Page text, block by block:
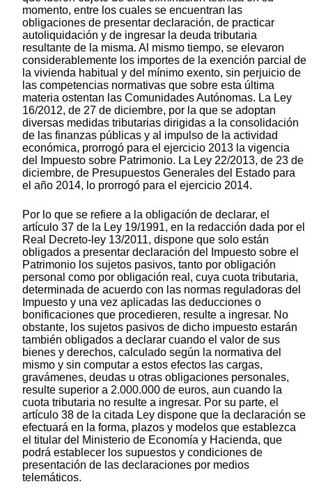
momento, entre los cuales se encuentran las
obligaciones de presentar declaración, de practicar
autoliquidación y de ingresar la deuda tributaria
resultante de la misma. Al mismo tiempo, se elevaron
considerablemente los importes de la exención parcial de
la vivienda habitual y del mínimo exento, sin perjuicio de
las competencias normativas que sobre esta última
materia ostentan las Comunidades Autónomas. La Ley
16/2012, de 27 de diciembre, por la que se adoptan
diversas medidas tributarias dirigidas a la consolidación
de las finanzas públicas y al impulso de la actividad
económica, prorrogó para el ejercicio 2013 la vigencia
del Impuesto sobre Patrimonio. La Ley 22/2013, de 23 de
diciembre, de Presupuestos Generales del Estado para
el año 2014, lo prorrogó para el ejercicio 2014.
Por lo que se refiere a la obligación de declarar, el
artículo 37 de la Ley 19/1991, en la redacción dada por el
Real Decreto-ley 13/2011, dispone que solo están
obligados a presentar declaración del Impuesto sobre el
Patrimonio los sujetos pasivos, tanto por obligación
personal como por obligación real, cuya cuota tributaria,
determinada de acuerdo con las normas reguladoras del
Impuesto y una vez aplicadas las deducciones o
bonificaciones que procedieren, resulte a ingresar. No
obstante, los sujetos pasivos de dicho impuesto estarán
también obligados a declarar cuando el valor de sus
bienes y derechos, calculado según la normativa del
mismo y sin computar a estos efectos las cargas,
gravámenes, deudas u otras obligaciones personales,
resulte superior a 2.000.000 de euros, aun cuando la
cuota tributaria no resulte a ingresar. Por su parte, el
artículo 38 de la citada Ley dispone que la declaración se
efectuará en la forma, plazos y modelos que establezca
el titular del Ministerio de Economía y Hacienda, que
podrá establecer los supuestos y condiciones de
presentación de las declaraciones por medios
telemáticos.